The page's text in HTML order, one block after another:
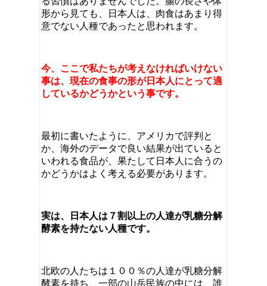
形から見ても、日本人は、肉食はあまり得
意でない人種であったと思われます。
今、ここで私たちが考えなければいけない
事は、現在の食事の形が日本人にとって適
しているかどうかという事です。
最初に書いたように、アメリカで評判と
か、海外のデータで良い結果が出ていると
いわれる食品が、果たして日本人に合うの
かどうかはよく考える必要があります。
実は、日本人は７割以上の人達が乳糖分解
酵素を持たない人種です。
北欧の人たちは１００％の人達が乳糖分解
酵素を持ち、一部の山岳民族の中には、誰